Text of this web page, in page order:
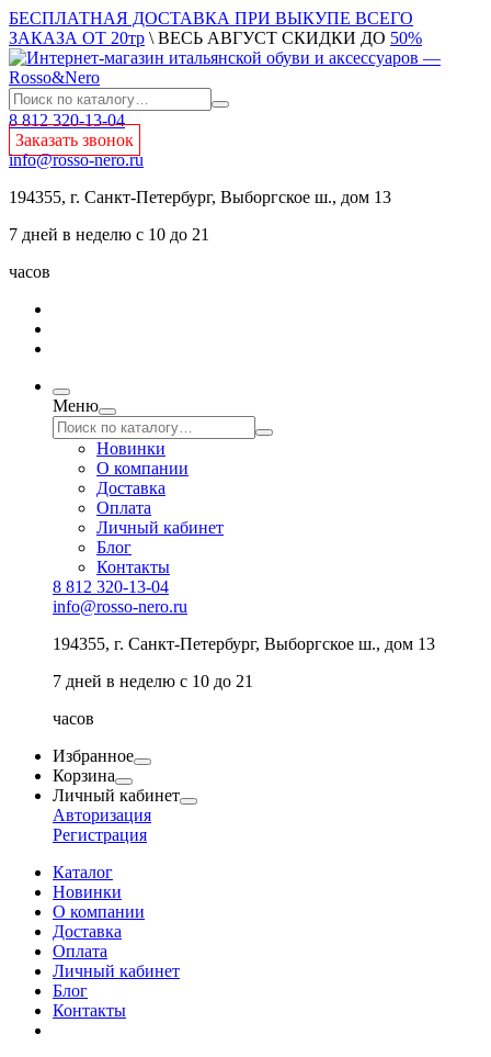
БЕСПЛАТНАЯ ДОСТАВКА ПРИ ВЫКУПЕ ВСЕГО
ЗАКАЗА ОТ 20тр \ ВЕСЬ АВГУСТ СКИДКИ ДО 50%
8 812 320-13-04
Заказать звонок
info@rosso-nero.ru
194355, г. Санкт-Петербург, Выборгское ш., дом 13
7 дней в неделю с 10 до 21
часов
Меню
Новинки
О компании
Доставка
Оплата
Личный кабинет
Блог
Контакты
8 812 320-13-04
info@rosso-nero.ru
194355, г. Санкт-Петербург, Выборгское ш., дом 13
7 дней в неделю с 10 до 21
часов
Избранное
Корзина
Личный кабинет
Авторизация
Регистрация
Каталог
Новинки
О компании
Доставка
Оплата
Личный кабинет
Блог
Контакты